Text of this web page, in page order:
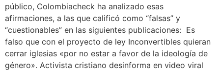
público, Colombiacheck ha analizado esas
afirmaciones, a las que calificó como “falsas” y
“cuestionables” en las siguientes publicaciones: Es
falso que con el proyecto de ley Inconvertibles quieran
cerrar iglesias «por no estar a favor de la ideología de
género». Activista cristiano desinforma en video viral